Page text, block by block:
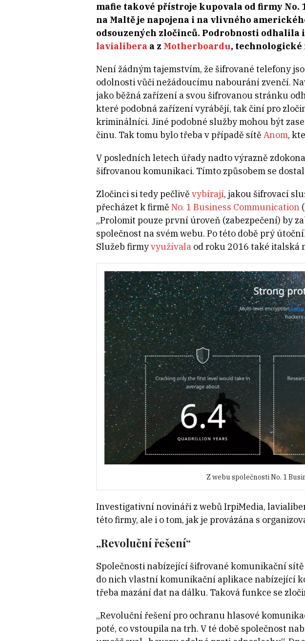
mafie takové přístroje kupovala od firmy No.
na Maltě je napojena i na vlivného
odsouzených zločinců. Podrobnosti
lavialibera a z Motherboardu, technologické
Není žádným tajemstvím, že šifrované telefony
odolnosti vůči nežádoucímu nabourání zvenčí.
jako běžná zařízení a svou šifrovanou stránku
které podobná zařízení vyrábějí, tak činí pro
kriminálníci. Jiné podobné služby mohou být
činu. Tak tomu bylo třeba v případě sítě Anom,
V posledních letech úřady nadto výrazně
šifrovanou komunikaci. Tímto způsobem se
Zločinci si tedy pečlivě vybírají, jakou šifrovací
přecházet k firmě No. 1 Business Communication
„Prolomit pouze první úroveň (zabezpečení) by
společnost na svém webu. Po této době prý
Služeb firmyvyužívalaod roku 2016 také italská
Z webu společnosti No. 1
Investigativní novináři z webů IrpiMedia,
této firmy, ale i o tom, jak je provázána s
„Revoluční řešení“
Společnosti nabízející šifrované komunikační sítě
do nich vlastní komunikační aplikace nabízející
třeba mazání dat na dálku. Taková funkce se
„Revoluční řešení pro ochranu hlasové
poté, co vstoupila na trh. V té době společnost